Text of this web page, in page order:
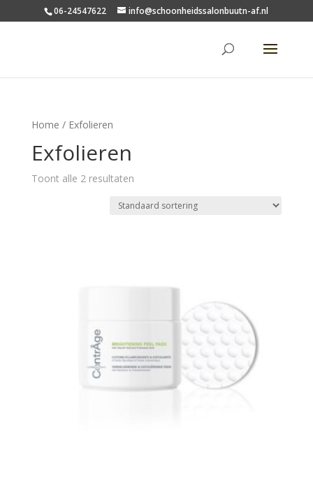
06-24547622 info@schoonheidssalonbuutn-af.nl
Home / Exfolieren
Exfolieren
Toont alle 2 resultaten